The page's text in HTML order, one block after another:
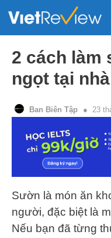
2 cách làm
ngọt tại nhà
Ban Biên Tập 23
Sườn là món ăn
người, đặc biệt là
Nếu bạn đã từng